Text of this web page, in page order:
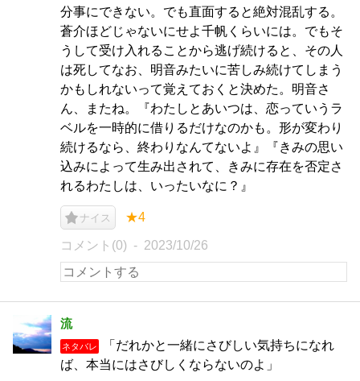
分事にできない。でも直面すると絶対混乱する。
蒼介ほどじゃないにせよ千帆くらいには。でもそ
うして受け入れることから逃げ続けると、その人
は死してなお、明音みたいに苦しみ続けてしまう
かもしれないって覚えておくと決めた。明音さ
ん、またね。『わたしとあいつは、恋っていうラ
ベルを一時的に借りるだけなのかも。形が変わり
続けるなら、終わりなんてないよ』『きみの思い
込みによって生み出されて、きみに存在を否定さ
れるわたしは、いったいなに？』
ナイス ★4
コメント(0) 2023/10/26
流
ネタバレ
「だれかと一緒にさびしい気持ちになれ
ば、本当にはさびしくならないのよ」